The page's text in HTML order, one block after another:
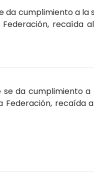
da cumplimiento a la
recaída
se da cumplimiento
Federación, recaída